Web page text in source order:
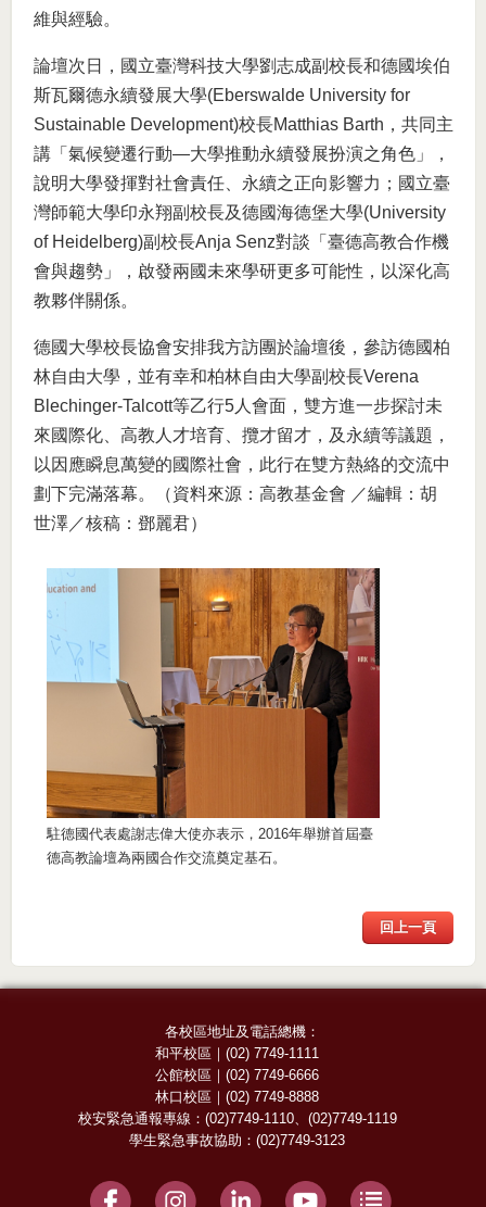
維與經驗。
論壇次日，國立臺灣科技大學劉志成副校長和德國埃伯
斯瓦爾德永續發展大學(Eberswalde University for
Sustainable Development)校長Matthias Barth，共同主
講「氣候變遷行動—大學推動永續發展扮演之角色」，
說明大學發揮對社會責任、永續之正向影響力；國立臺
灣師範大學印永翔副校長及德國海德堡大學(University
of Heidelberg)副校長Anja Senz對談「臺德高教合作機
會與趨勢」，啟發兩國未來學研更多可能性，以深化高
教夥伴關係。
德國大學校長協會安排我方訪團於論壇後，參訪德國柏
林自由大學，並有幸和柏林自由大學副校長Verena
Blechinger-Talcott等乙行5人會面，雙方進一步探討未
來國際化、高教人才培育、攬才留才，及永續等議題，
以因應瞬息萬變的國際社會，此行在雙方熱絡的交流中
劃下完滿落幕。（資料來源：高教基金會 ／編輯：胡
世澤／核稿：鄧麗君）
駐德國代表處謝志偉大使亦表示，2016年舉辦首屆臺
德高教論壇為兩國合作交流奠定基石。
回上一頁
各校區地址及電話總機：
和平校區 ｜(02) 7749-1111
公館校區 ｜(02) 7749-6666
林口校區 ｜(02) 7749-8888
校安緊急通報專線： (02)7749-1110、 (02)7749-1119
學生緊急事故協助：(02)7749-3123